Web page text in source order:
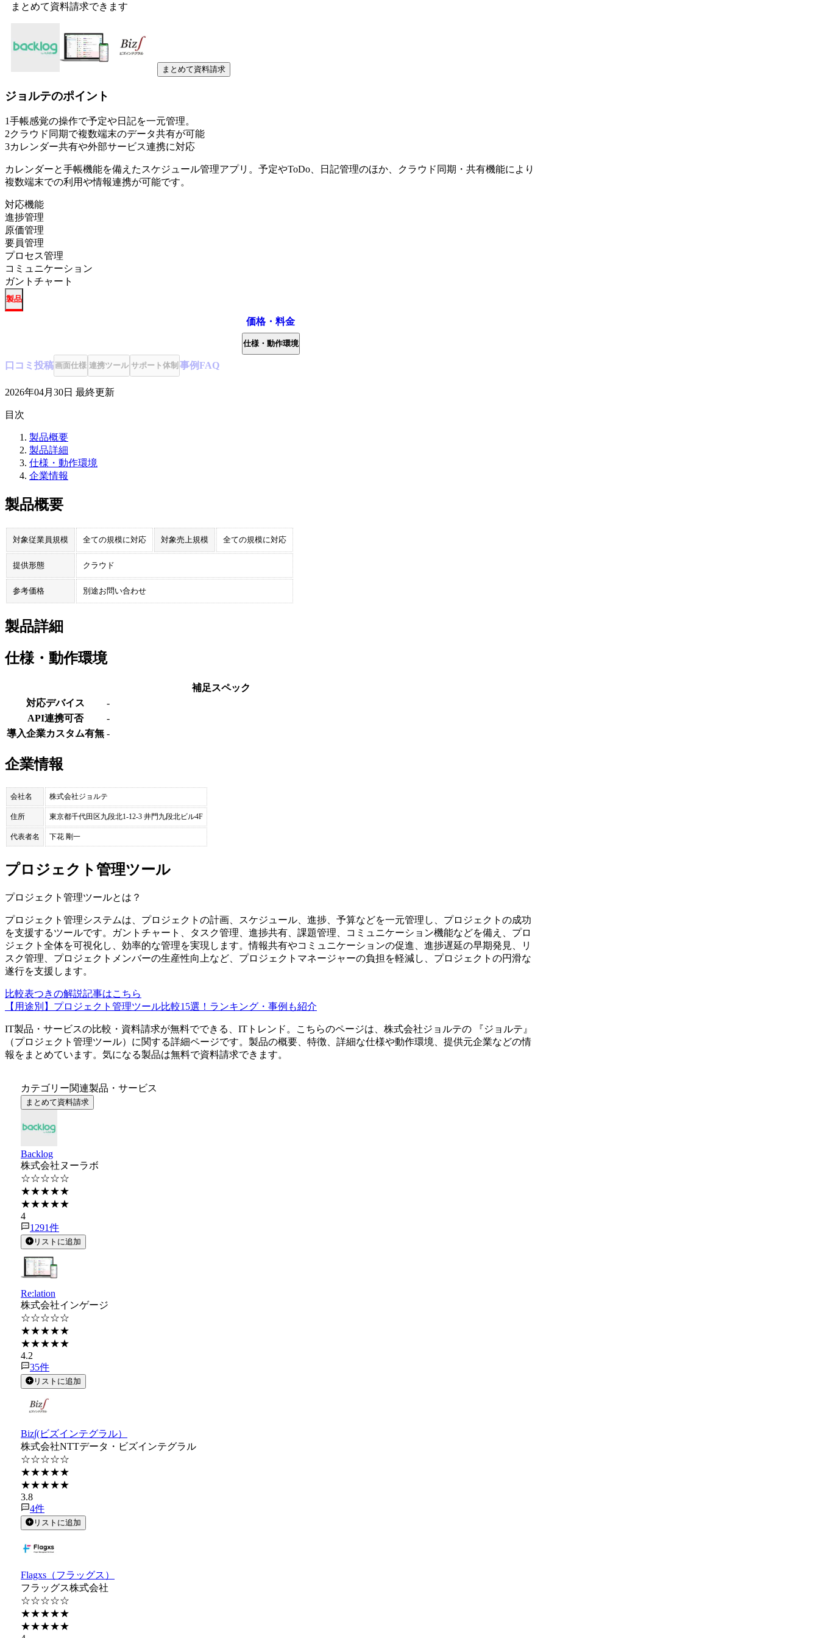
まとめて資料請求できます
まとめて資料請求
ジョルテのポイント
1手帳感覚の操作で予定や日記を一元管理。
2クラウド同期で複数端末のデータ共有が可能
3カレンダー共有や外部サービス連携に対応
カレンダーと手帳機能を備えたスケジュール管理アプリ。予定やToDo、日記管理のほか、クラウド同期・共有機能により
複数端末での利用や情報連携が可能です。
対応機能
進捗管理
原価管理
要員管理
プロセス管理
コミュニケーション
ガントチャート
製品
価格・料金
仕様・動作環境
口コミ 投稿画面仕様 連携ツール サポート体制 事例FAQ
2026年04月30日 最終更新
目次
製品概要
製品詳細
仕様・動作環境
企業情報
製品概要
対象従業員規模 全ての規模に対応 対象売上規模 全ての規模に対応
提供形態 クラウド
参考価格 別途お問い合わせ
製品詳細
仕様・動作環境
補足スペック
対応デバイス
-
API連携可否
-
導入企業カスタム有無 -
企業情報
会社名 株式会社ジョルテ
住所 東京都千代田区九段北1-12-3 井門九段北ビル4F
代表者名 下花 剛一
プロジェクト管理ツール
プロジェクト管理ツールとは？
プロジェクト管理システムは、プロジェクトの計画、スケジュール、進捗、予算などを一元管理し、プロジェクトの成功
を支援するツールです。ガントチャート、タスク管理、進捗共有、課題管理、コミュニケーション機能などを備え、プロ
ジェクト全体を可視化し、効率的な管理を実現します。情報共有やコミュニケーションの促進、進捗遅延の早期発見、リ
スク管理、プロジェクトメンバーの生産性向上など、プロジェクトマネージャーの負担を軽減し、プロジェクトの円滑な
遂行を支援します。
比較表つきの解説記事はこちら
【用途別】プロジェクト管理ツール比較15選！ランキング・事例も紹介
IT製品・サービスの比較・資料請求が無料でできる、ITトレンド。こちらのページは、 株式会社ジョルテの 『ジョルテ 』
（プロジェクト管理ツール）に関する詳細ページです。製品の概要、特徴、詳細な仕様や動作環境、提供元企業などの情
報をまとめています。気になる製品は無料で資料請求できます。
カテゴリー関連製品・サービス
まとめて資料請求
Backlog
株式会社ヌーラボ
☆☆☆☆☆
★★★★★
★★★★★
4
1291件
リストに追加
Re:lation
株式会社インゲージ
☆☆☆☆☆
★★★★★
★★★★★
4.2
35件
リストに追加
Biz∫(ビズインテグラル）
株式会社NTTデータ・ビズインテグラル
☆☆☆☆☆
★★★★★
★★★★★
3.8
4件
リストに追加
Flagxs（フラッグス）
フラッグス株式会社
☆☆☆☆☆
★★★★★
★★★★★